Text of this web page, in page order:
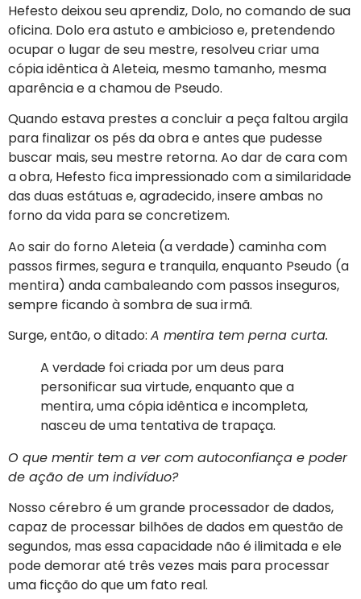
Hefesto deixou seu aprendiz, Dolo, no comando de sua
oficina. Dolo era astuto e ambicioso e, pretendendo
ocupar o lugar de seu mestre, resolveu criar uma
cópia idêntica à Aleteia, mesmo tamanho, mesma
aparência e a chamou de Pseudo.
Quando estava prestes a concluir a peça faltou argila
para finalizar os pés da obra e antes que pudesse
buscar mais, seu mestre retorna. Ao dar de cara com
a obra, Hefesto fica impressionado com a similaridade
das duas estátuas e, agradecido, insere ambas no
forno da vida para se concretizem.
Ao sair do forno Aleteia (a verdade) caminha com
passos firmes, segura e tranquila, enquanto Pseudo (a
mentira) anda cambaleando com passos inseguros,
sempre ficando à sombra de sua irmã.
Surge, então, o ditado: A mentira tem perna curta.
A verdade foi criada por um deus para
personificar sua virtude, enquanto que a
mentira, uma cópia idêntica e incompleta,
nasceu de uma tentativa de trapaça.
O que mentir tem a ver com autoconfiança e poder
de ação de um indivíduo?
Nosso cérebro é um grande processador de dados,
capaz de processar bilhões de dados em questão de
segundos, mas essa capacidade não é ilimitada e ele
pode demorar até três vezes mais para processar
uma ficção do que um fato real.